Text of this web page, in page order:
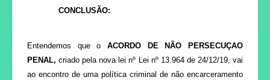
CONCLUSÃO:
Entendemos que o ACORDO DE NÃO PERSECUÇAO
PENAL,criado pela nova lei nº Lei nº 13.964 de 24/12/19, vai
ao encontro de uma política criminal de não encarceramento